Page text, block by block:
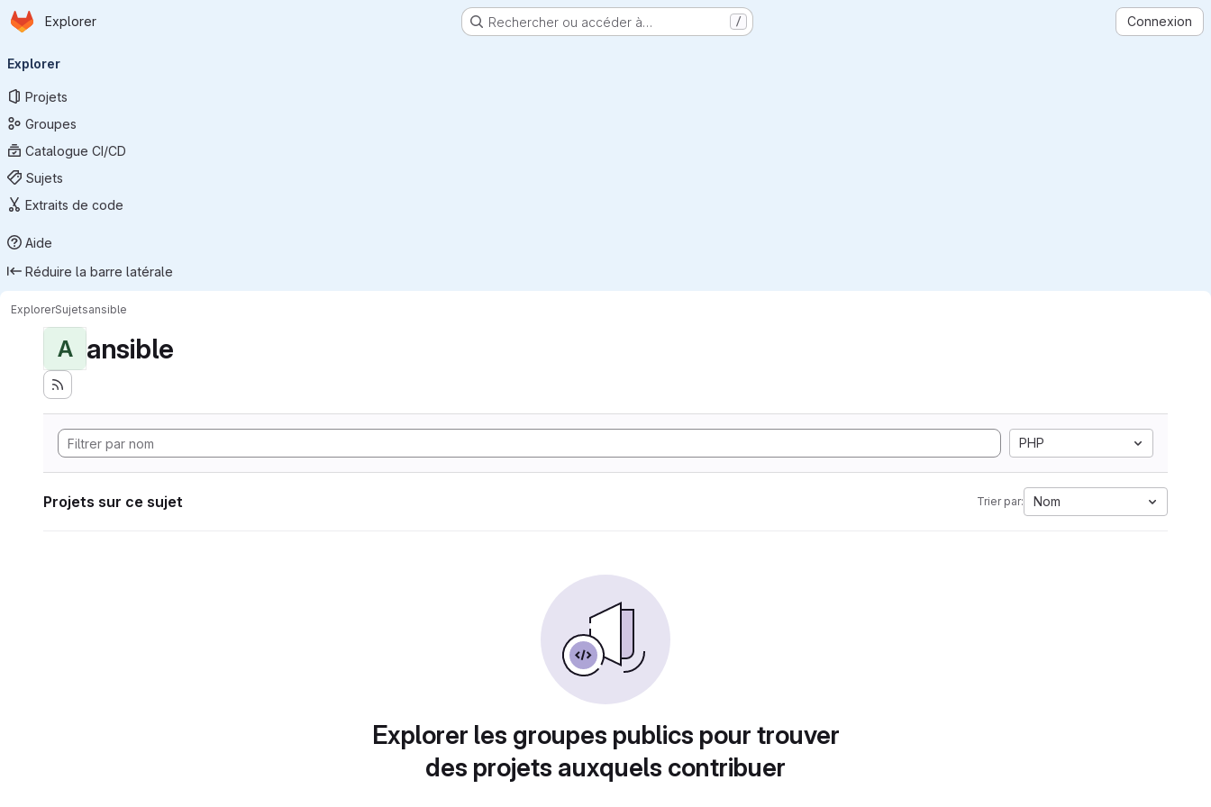
Passer au contenu principal
Page d'accueil
Explorer Rechercher ou accéder à… / Connexion
principale
Explorer
Projets
Groupes
Catalogue CI/CD
Sujets
Extraits de code
Aide
Réduire la barre latérale
ExplorerSujetsansible
A ansible
PHP
Projets sur ce sujet Trier par: Nom
Explorer les groupes publics pour trouver
des projets auxquels contribuer